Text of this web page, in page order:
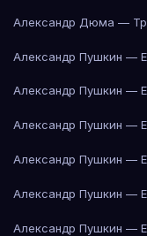
Александр Дюма —
Александр Пушкин —
Александр Пушкин —
Александр Пушкин —
Александр Пушкин —
Александр Пушкин —
Александр Пушкин —